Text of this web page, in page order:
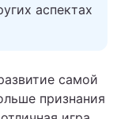
аспектах
самой
признания